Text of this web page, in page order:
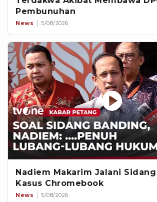
Pembunuhan
News 5/08/2026
Nadiem Makarim Jalani
Kasus Chromebook
News 5/08/2026